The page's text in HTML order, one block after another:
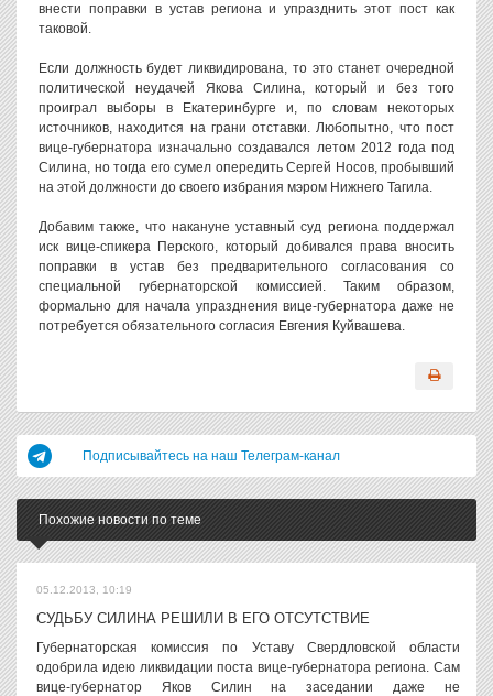
внести поправки в устав региона и упразднить этот пост как
таковой.
Если должность будет ликвидирована, то это станет очередной
политической неудачей Якова Силина, который и без того
проиграл выборы в Екатеринбурге и, по словам некоторых
источников, находится на грани отставки. Любопытно, что пост
вице-губернатора изначально создавался летом 2012 года под
Силина, но тогда его сумел опередить Сергей Носов, пробывший
на этой должности до своего избрания мэром Нижнего Тагила.
Добавим также, что накануне уставный суд региона поддержал
иск вице-спикера Перского, который добивался права вносить
поправки в устав без предварительного согласования со
специальной губернаторской комиссией. Таким образом,
формально для начала упразднения вице-губернатора даже не
потребуется обязательного согласия Евгения Куйвашева.
Подписывайтесь на наш Телеграм-канал
Похожие новости по теме
05.12.2013, 10:19
СУДЬБУ СИЛИНА РЕШИЛИ В ЕГО ОТСУТСТВИЕ
Губернаторская комиссия по Уставу Свердловской области
одобрила идею ликвидации поста вице-губернатора региона. Сам
вице-губернатор Яков Силин на заседании даже не